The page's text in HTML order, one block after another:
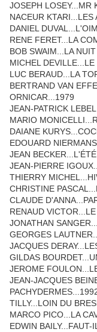
JOSEPH LOSEY...MR
NACEUR KTARI...LES
DANIEL
RENE FERET...LA
BOB SWAIM...LA
MICHEL
LUC BERAUD...LA
BERTRAND VAN
ORNICAR...1979
JEAN-PATRICK
MARIO
DAIANE
EDOUARD
JEAN
JEAN-PIERRE
THIERRY
CHRISTINE
CLAUDE
RENAUD
JONATHAN
GEORGES
JACQUES
GILDAS
JEROME
JEAN-JACQUES
TILLY...LOIN DU
MARCO PICO...LA
EDWIN